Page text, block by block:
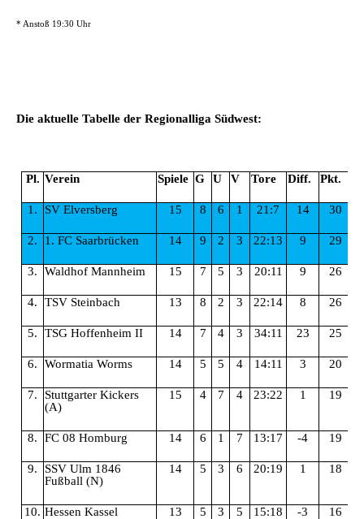
* Anstoß 19:30 Uhr
Die aktuelle Tabelle der Regionalliga Südwest:
Pl. Verein Spiele G U V Tore Diff. Pkt.
1. SV Elversberg 15 8 6 1 21:7 14 30
2. 1. FC Saarbrücken 14 9 2 3 22:13 9 29
3. Waldhof Mannheim 15 7 5 3 20:11 9 26
4. TSV Steinbach 13 8 2 3 22:14 8 26
5. TSG Hoffenheim II 14 7 4 3 34:11 23 25
6. Wormatia Worms 14 5 5 4 14:11 3 20
7.
Stuttgarter Kickers
(A)
15 4 7 4 23:22 1 19
8. FC 08 Homburg 14 6 1 7 13:17 -4 19
9.
SSV Ulm 1846
Fußball (N)
14 5 3 6 20:19 1 18
10. Hessen Kassel 13 5 3 5 15:18 -3 16